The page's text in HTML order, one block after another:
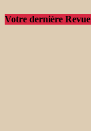
Votre dernière Revue